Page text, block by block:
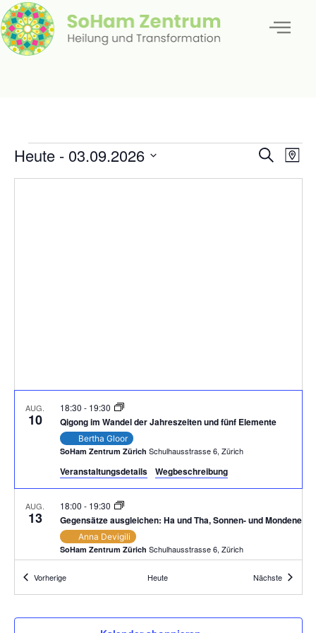
SucheKarte
Heute - 03.09.2026
auswählen.
AUG.
10 Qigong im Wandel der Jahreszeiten und fünf Elemente
18:30 - 19:30
Bertha Gloor
SoHam Zentrum Zürich
Schulhausstrasse 6, Zürich
Veranstaltungsdetails Wegbeschreibung
AUG.
13 Gegensätze ausgleichen: Ha und Tha, Sonnen- und
18:00 - 19:30
Anna Devigili
SoHam Zentrum Zürich
Schulhausstrasse 6, Zürich
17
Bertha Gloor
SoHam Zentrum Zürich
VorherigeVeranstaltungen Heute Nächste